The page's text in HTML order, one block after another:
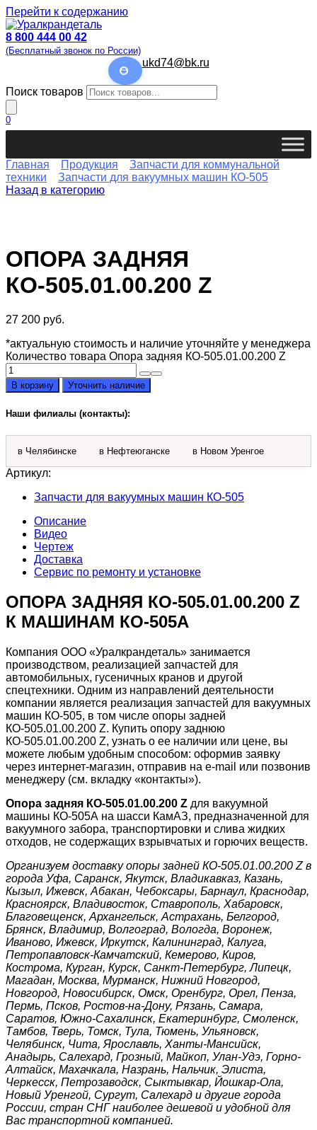
Перейти к содержанию
8 800 444 00 42
(Бесплатный звонок по России)
ukd74@bk.ru
Поиск товаров
0
Главная Продукция
Запчасти для коммунальной
техники
Запчасти для вакуумных машин КО-505
Назад в категорию
ОПОРА ЗАДНЯЯ
КО-505.01.00.200 Z
27 200 руб.
*актуальную стоимость и наличие уточняйте у менеджера
Количество товара Опора задняя КО-505.01.00.200 Z
В корзину Уточнить наличие
Наши филиалы (контакты):
в Челябинске в Нефтеюганске в Новом Уренгое
Артикул:
Запчасти для вакуумных машин КО-505
Описание
Видео
Чертеж
Доставка
Сервис по ремонту и установке
ОПОРА ЗАДНЯЯ КО-505.01.00.200 Z
К МАШИНАМ КО-505А
Компания ООО «Уралкрандеталь» занимается
производством, реализацией запчастей для
автомобильных, гусеничных кранов и другой
спецтехники. Одним из направлений деятельности
компании является реализация запчастей для вакуумных
машин КО-505, в том числе опоры задней
КО-505.01.00.200 Z. Купить опору заднюю
КО-505.01.00.200 Z, узнать о ее наличии или цене, вы
можете любым удобным способом: оформив заявку
через интернет-магазин, отправив на e-mail или позвонив
менеджеру (см. вкладку «контакты»).
Опора задняя КО-505.01.00.200 Z для вакуумной
машины КО-505А на шасси КамАЗ, предназначенной для
вакуумного забора, транспортировки и слива жидких
отходов, не содержащих взрывчатых и горючих веществ.
Организуем доставку опоры задней КО-505.01.00.200 Zв
города Уфа, Саранск, Якутск, Владикавказ, Казань,
Кызыл, Ижевск, Абакан, Чебоксары, Барнаул, Краснодар,
Красноярск, Владивосток, Ставрополь, Хабаровск,
Благовещенск, Архангельск, Астрахань, Белгород,
Брянск, Владимир, Волгоград, Вологда, Воронеж,
Иваново, Ижевск, Иркутск, Калининград, Калуга,
Петропавловск-Камчатский, Кемерово, Киров,
Кострома, Курган, Курск, Санкт-Петербург, Липецк,
Магадан, Москва, Мурманск, Нижний Новгород,
Новгород, Новосибирск, Омск, Оренбург, Орел, Пенза,
Пермь, Псков, Ростов-на-Дону, Рязань, Самара,
Саратов, Южно-Сахалинск, Екатеринбург, Смоленск,
Тамбов, Тверь, Томск, Тула, Тюмень, Ульяновск,
Челябинск, Чита, Ярославль, Ханты-Мансийск,
Анадырь, Салехард, Грозный, Майкоп, Улан-Удэ, Горно-
Алтайск, Махачкала, Назрань, Нальчик, Элиста,
Черкесск, Петрозаводск, Сыктывкар, Йошкар-Ола,
Новый Уренгой, Сургут, Салехард и другие города
России, стран СНГ наиболее дешевой и удобной для
Вас транспортной компанией.